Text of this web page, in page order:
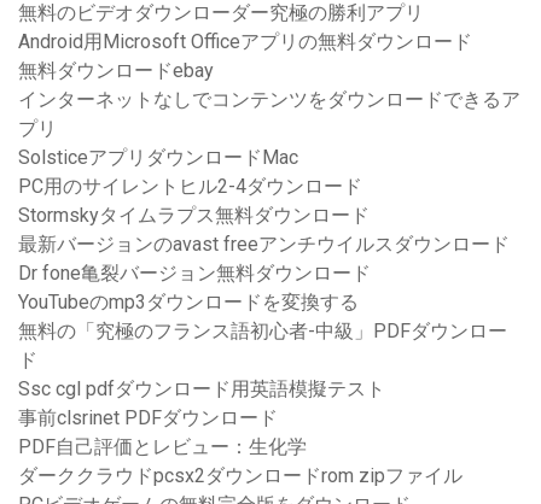
無料のビデオダウンローダー究極の勝利アプリ
Android用Microsoft Officeアプリの無料ダウンロード
無料ダウンロードebay
インターネットなしでコンテンツをダウンロードできるア
プリ
SolsticeアプリダウンロードMac
PC用のサイレントヒル2-4ダウンロード
Stormskyタイムラプス無料ダウンロード
最新バージョンのavast freeアンチウイルスダウンロード
Dr fone亀裂バージョン無料ダウンロード
YouTubeのmp3ダウンロードを変換する
無料の「究極のフランス語初心者-中級」PDFダウンロー
ド
Ssc cgl pdfダウンロード用英語模擬テスト
事前clsrinet PDFダウンロード
PDF自己評価とレビュー：生化学
ダーククラウドpcsx2ダウンロードrom zipファイル